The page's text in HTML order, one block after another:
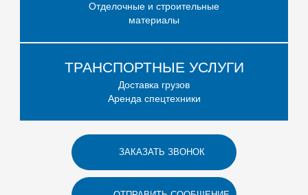
Отделочные и строительные
материалы
ТРАНСПОРТНЫЕ УСЛУГИ
Доставка грузов
Аренда спецтехники
ЗАКАЗАТЬ ЗВОНОК